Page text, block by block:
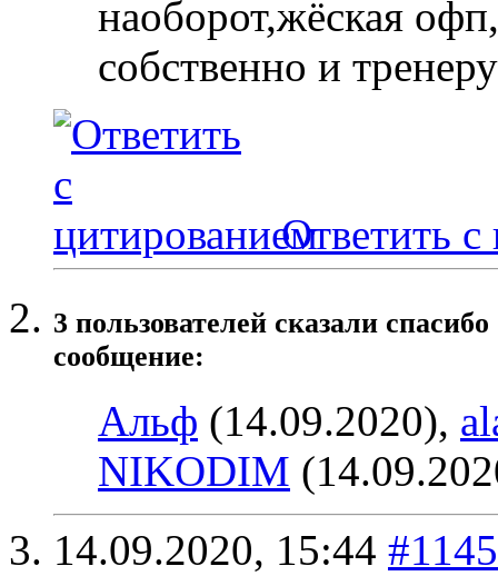
наоборот,жёская
собственно и
Ответить с
3 пользователей сказали
сообщение:
Альф (14.09.2020),
NIKODIM
14.09.2020, 15:44